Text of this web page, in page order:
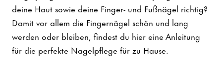
deine Haut sowie deine Finger- und Fußnägel richtig?
Damit vor allem die Fingernägel schön und lang
werden oder bleiben, findest du hier eine Anleitung
für die perfekte Nagelpflege für zu Hause.